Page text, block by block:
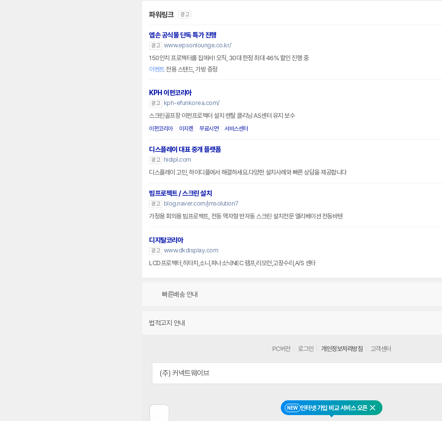
NEW 인터넷 가입 비교 서비스 오픈 닫기
파워링크 광고
엡손 공식몰 단독 특가 진행
광고 www.epsonlounge.co.kr/
150인치 프로젝터를 집에서! 오직, 30대 한정 최대 46% 할인 진행 중
이벤트전용 스탠드, 가방 증정
KPH 이펀코리아
광고
kph-efunkorea.com/
스크린골프장 이펀프로젝터 설치 렌탈 클리닝 AS센터 유지 보수
이펀코리아 이지렌 무료시연 서비스센터
디스플레이 대표 중개 플랫폼
광고
hidipl.com
디스플레이 고민, 하이디플에서 해결하세요.다양한 설치사례와 빠른 상담을 제공합니다
빔프로젝트 / 스크린 설치
광고
blog.naver.com/jmsolution7
가정용 회의용 빔프로젝트, 전동 액자형 반자동 스크린 설치전문 엘리베이션 전동바텐
디지탈코리아
광고 www.dkdisplay.com
LCD프로젝터,히타치,소니,파나소닉NEC 램프,리모컨,고장수리,A/S 센타
빠른배송 안내
법적고지 안내
PC버전 로그인 개인정보처리방침 고객센터
(주) 커넥트웨이브